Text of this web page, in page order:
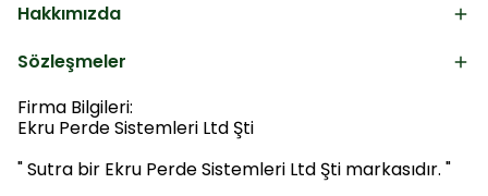
Hakkımızda
Sözleşmeler
Firma Bilgileri:
Ekru Perde Sistemleri Ltd Şti
" Sutra bir Ekru Perde Sistemleri Ltd Şti markasıdır. "